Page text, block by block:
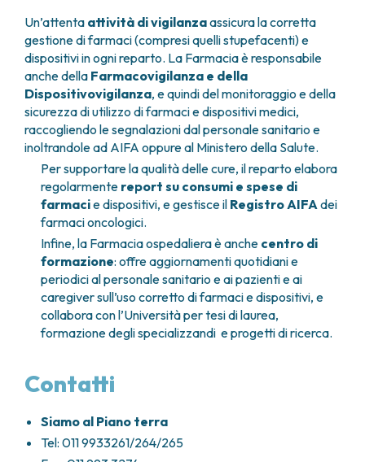
RICERCA CLINICA
RICERCA CLINICA E INNOVAZIONE
UNITÀ CLINICA DI FASE I
CLINICAL RESEARCH UNIT (CRU)
Un’attenta attività di vigilanzaassicura la corretta
gestione di farmaci (compresi quelli stupefacenti) e
dispositivi in ogni reparto. La Farmacia è responsabile
anche della Farmacovigilanza e della
Dispositivovigilanza, e quindi del monitoraggio e della
sicurezza di utilizzo di farmaci e dispositivi medici,
raccogliendo le segnalazioni dal personale sanitario e
inoltrandole ad AIFA oppure al Ministero della Salute.
Per supportare la qualità delle cure, il reparto elabora
regolarmente report su consumi e spese di
farmacie dispositivi, e gestisce il Registro AIFAdei
farmaci oncologici.
Infine, la Farmacia ospedaliera è anche centro di
formazione: offre aggiornamenti quotidiani e
periodici al personale sanitario e ai pazienti e ai
caregiver sull’uso corretto di farmaci e dispositivi, e
collabora con l’Università per tesi di laurea,
formazione degli specializzandi e progetti di ricerca.
Contatti
Siamo al Piano terra
Tel: 011 9933261/264/265